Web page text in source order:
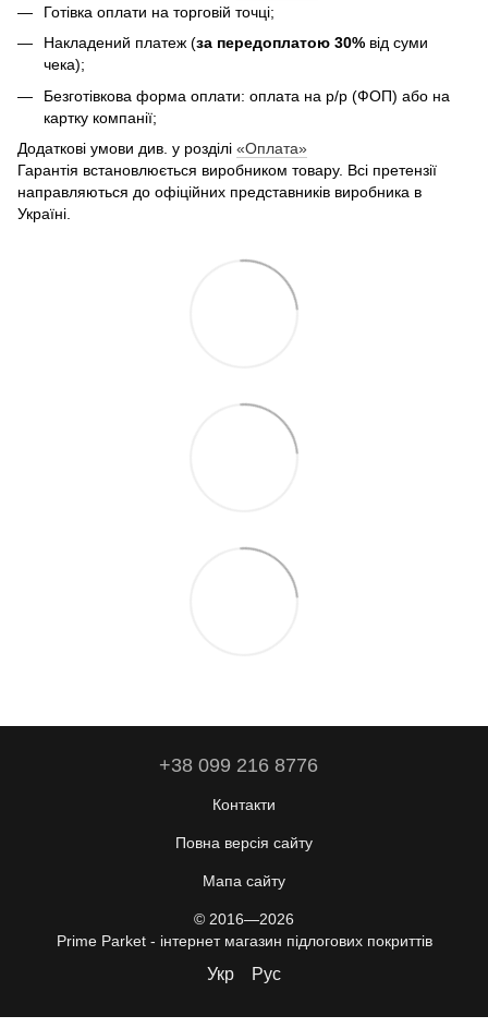
Готівка оплати на торговій точці;
Накладений платеж (за передоплатою 30% від суми
чека);
Безготівкова форма оплати: оплата на р/р (ФОП) або на
картку компанії;
Додаткові умови див. у розділі «Оплата»
Гарантія встановлюється виробником товару. Всі претензії
направляються до офіційних представників виробника в
Україні.
+38 099 216 8776
Контакти
Повна версія сайту
Мапа сайту
© 2016—2026
Prime Parket - інтернет магазин підлогових покриттів
Укр Рус